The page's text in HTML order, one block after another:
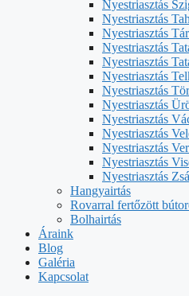
Nyestriasztás
Nyestriasztás
Nyestriasztás
Nyestriasztás
Nyestriasztás
Nyestriasztás
Nyestriasztás
Nyestriasztás
Nyestriasztás
Nyestriasztás
Nyestriasztás
Nyestriasztás
Nyestriasztás
Hangyairtás
Rovarral fertőzött
Bolhairtás
Áraink
Blog
Galéria
Kapcsolat